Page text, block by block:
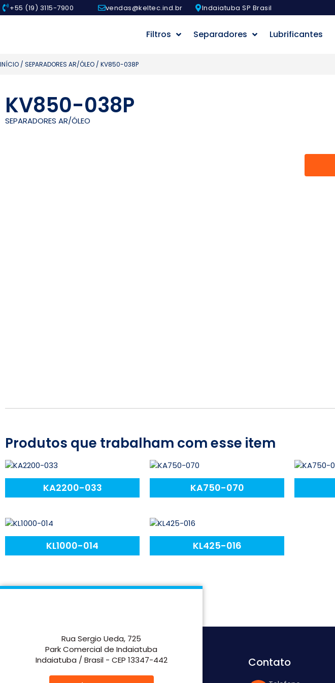
+55 (19) 3115-7900 vendas@keltec.ind.br Indaiatuba SP Brasil
Filtros Separadores Lubrificantes
INÍCIO / SEPARADORES AR/ÓLEO / KV850-038P
KV850-038P
SEPARADORES AR/ÓLEO
Produtos que trabalham com esse item
KA2200-033 KA750-070
KL1000-014 KL425-016
Rua Sergio Ueda, 725
Park Comercial de Indaiatuba
Indaiatuba / Brasil - CEP 13347-442
Contato